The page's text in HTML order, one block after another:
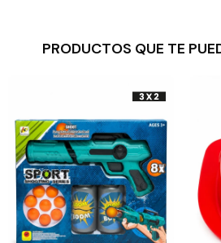
PRODUCTOS QUE TE